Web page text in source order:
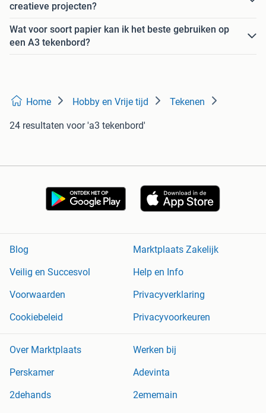
creatieve projecten?
Wat voor soort papier kan ik het beste gebruiken op
een A3 tekenbord?
Home Hobby en Vrije tijd Tekenen
24 resultaten voor 'a3 tekenbord'
Blog
Marktplaats Zakelijk
Veilig en Succesvol
Help en Info
Voorwaarden
Privacyverklaring
Cookiebeleid
Privacyvoorkeuren
Over Marktplaats
Werken bij
Perskamer
Adevinta
2dehands
2ememain